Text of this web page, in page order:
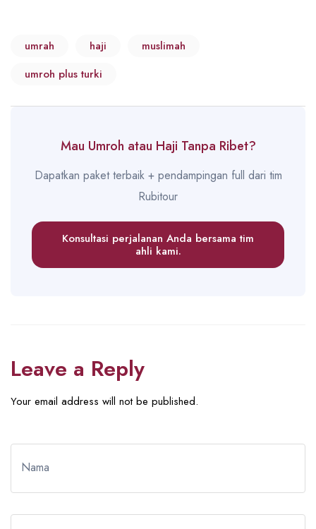
umrah haji
muslimah
umroh plus turki
Mau Umroh atau Haji Tanpa Ribet?
Dapatkan paket terbaik + pendampingan full dari tim
Rubitour
Konsultasi perjalanan Anda bersama tim
ahli kami.
Leave a Reply
Your email address will not be published.
Nama